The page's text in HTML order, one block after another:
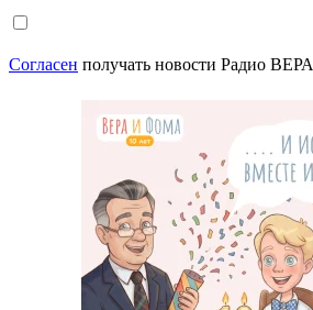
Согласен получать новости Радио ВЕРА